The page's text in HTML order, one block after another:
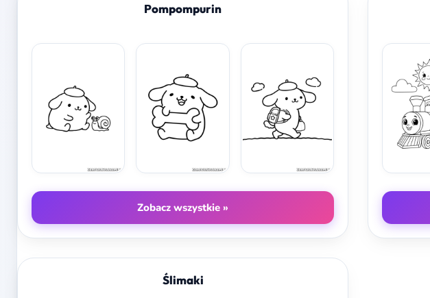
Pompompurin
Zobacz wszystkie »
Ślimaki